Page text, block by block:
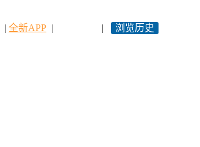
| 全新APP | | 浏览历史